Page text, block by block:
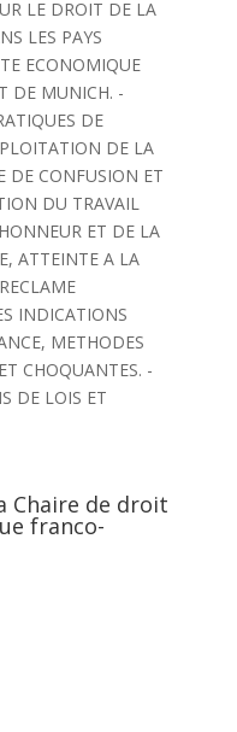
LE DROIT DE LA
LES PAYS
ECONOMIQUE
DE MUNICH. -
DE
DE LA
DE CONFUSION ET
DU TRAVAIL
ET DE LA
ATTEINTE A LA
INDICATIONS
METHODES
CHOQUANTES. -
DE LOIS ET
Chaire de droit
franco-